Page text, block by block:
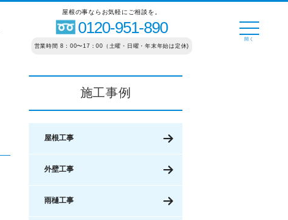
屋根の事ならお気軽にご相談を。
0120-951-890
営業時間 8：00〜17：00（土曜・日曜・年末年始は定休)
施工事例
屋根工事
外壁工事
雨樋工事